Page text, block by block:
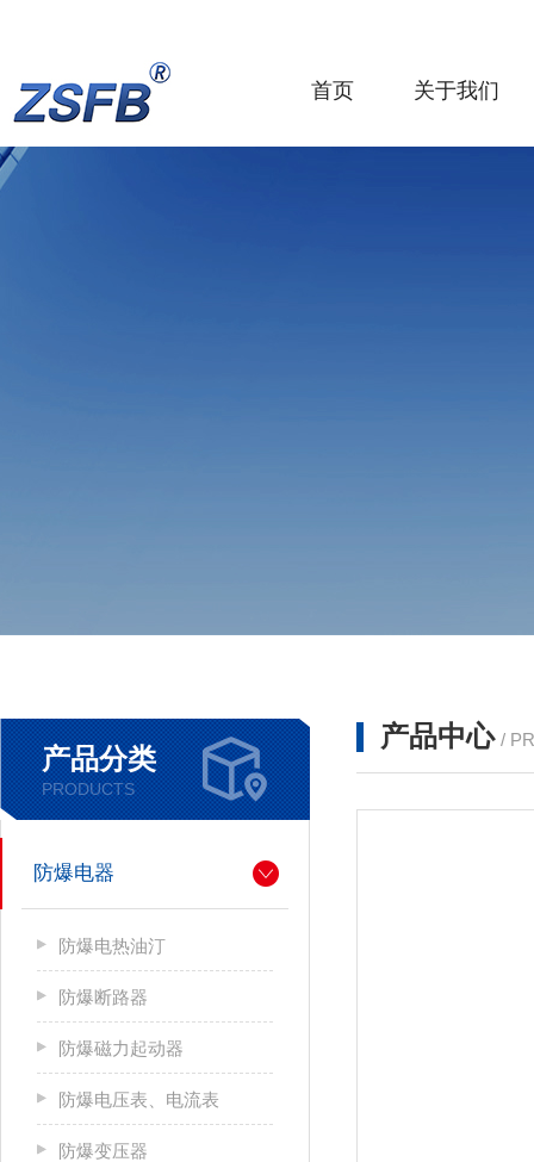
首页 关于我们
产品分类
PRODUCTS
防爆电器
防爆电热油汀
防爆断路器
防爆磁力起动器
防爆电压表、电流表
防爆变压器
产品中心 /